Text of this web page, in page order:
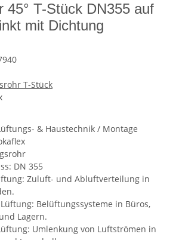
45° T-Stück DN355 auf
mit Dichtung
T-Stück
& Haustechnik / Montage
DN 355
Zuluft- und Abluftverteilung in
Belüftungssysteme in Büros,
Lagern.
Umlenkung von Luftströmen in